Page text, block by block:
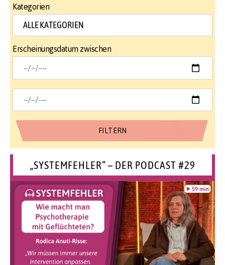
Kategorien
Erscheinungsdatum zwischen
„SYSTEMFEHLER“ – DER PODCAST #29